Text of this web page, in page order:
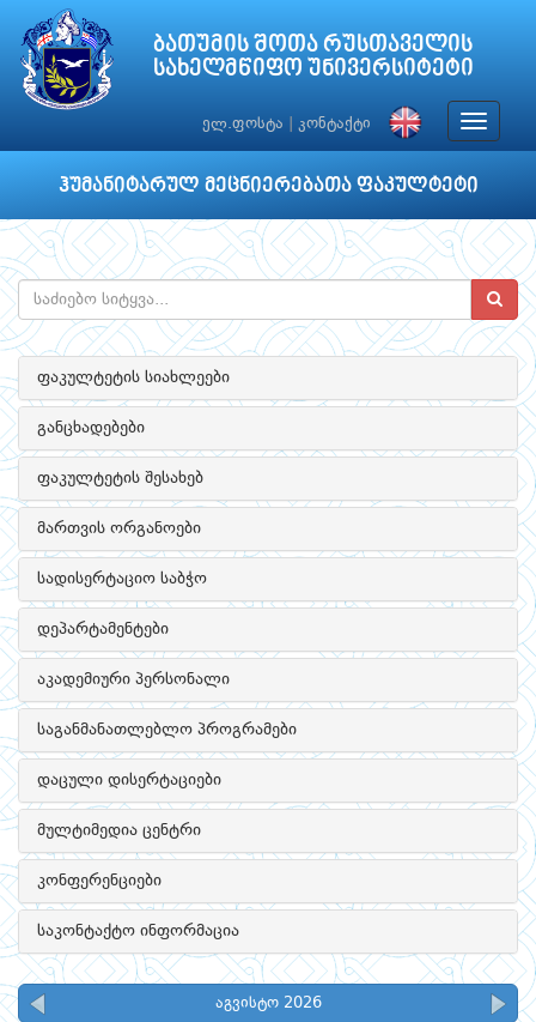
ბათუმის შოთა რუსთაველის
სახელმწიფო უნივერსიტეტი
ელ.ფოსტა კონტაქტი
Toggle
ჰუმანიტარულ მეცნიერებათა ფაკულტეტი
ფაკულტეტის სიახლეები
განცხადებები
ფაკულტეტის შესახებ
მართვის ორგანოები
სადისერტაციო საბჭო
დეპარტამენტები
აკადემიური პერსონალი
საგანმანათლებლო პროგრამები
დაცული დისერტაციები
მულტიმედია ცენტრი
კონფერენციები
საკონტაქტო ინფორმაცია
აგვისტო 2026